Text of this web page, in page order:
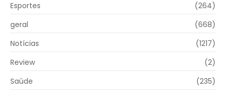
Esportes
(264)
geral
(668)
Notícias
(1217)
Review
(2)
Saúde
(235)